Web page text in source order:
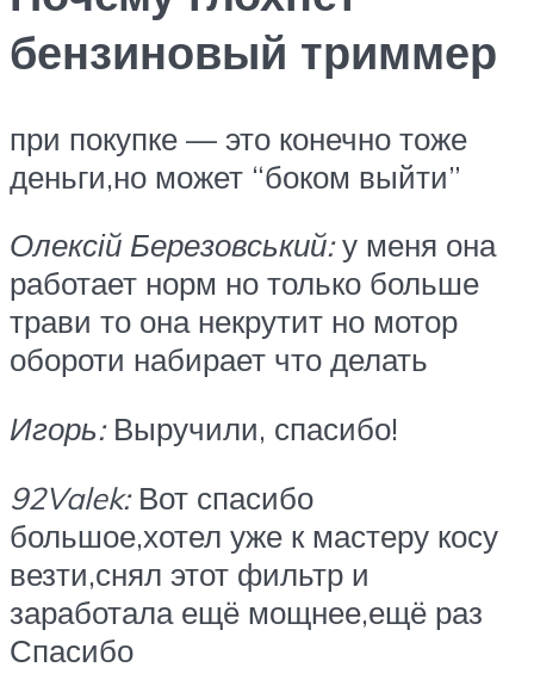
бензиновый триммер
при покупке — это конечно тоже
деньги,но может “боком выйти”
Олексій Березовський:у меня она
работает норм но только больше
трави то она некрутит но мотор
обороти набирает что делать
Игорь:Выручили, спасибо!
92Valek:Вот спасибо
большое,хотел уже к мастеру косу
везти,снял этот фильтр и
заработала ещё мощнее,ещё раз
Спасибо